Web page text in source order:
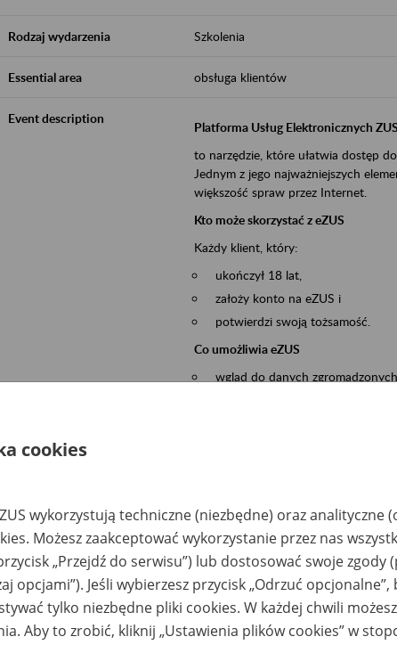
Rodzaj wydarzenia Szkolenia
Essential area obsługa klientów
Event description
Platforma Usług Elektronicznych
to narzędzie, które ułatwia dostęp
Jednym z jego najważniejszych
większość spraw przez Internet.
Kto może skorzystać z eZUS
Każdy klient, który:
ukończył 18 lat,
założy konto na eZUS i
potwierdzi swoją tożsamość.
Co umożliwia eZUS
wgląd do danych
składanie wniosków i
zadawanie pytań i otrzymywanie
umawianie się na wizyty w
możesz sprawdzić swoje dane
masz dostęp do informacji o
masz dostę do informacji o
Jeśli jesteś płatnikiem składek (np.
możesz skorzystać z aplikacji
ubezpieczeń, wypełnisz i
cookies
wykorzystują techniczne (niezbędne) oraz analityczne
Możesz zaakceptować wykorzystanie przez nas
„Przejdź do serwisu”) lub dostosować swoje zgody
opcjami”). Jeśli wybierzesz przycisk „Odrzuć opcjonalne”,
tylko niezbędne pliki cookies. W każdej chwili
Aby to zrobić, kliknij „Ustawienia plików cookies” w